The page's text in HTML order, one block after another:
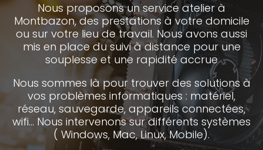
Nous proposons un service atelier à
Montbazon, des prestations à votre domicile
ou sur votre lieu de travail. Nous avons aussi
mis en place du suivi à distance pour une
souplesse et une rapidité accrue
Nous sommes là pour trouver des solutions à
vos problèmes informatiques : matériel,
réseau, sauvegarde, appareils connectées,
wifi… Nous intervenons sur différents systèmes
( Windows, Mac, Linux, Mobile).